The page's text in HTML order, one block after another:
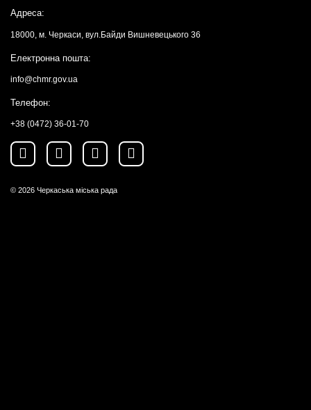
Адреса:
18000, м. Черкаси, вул.Байди Вишневецького 36
Електронна пошта:
info@chmr.gov.ua
Телефон:
+38 (0472) 36-01-70
© 2026 Черкаська міська рада